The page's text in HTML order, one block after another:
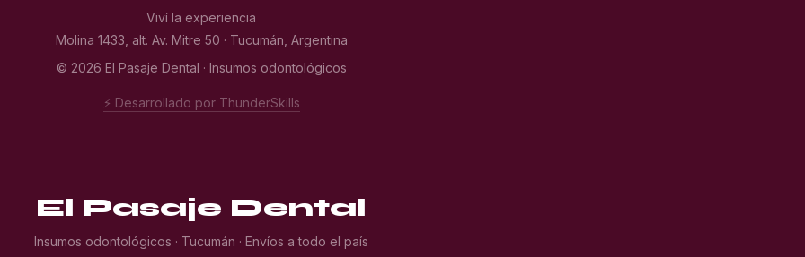
Viví la experiencia
Molina 1433, alt. Av. Mitre 50 · Tucumán, Argentina
© 2026 El Pasaje Dental · Insumos odontológicos
⚡ Desarrollado por ThunderSkills
El Pasaje Dental
Insumos odontológicos · Tucumán · Envíos a todo el país